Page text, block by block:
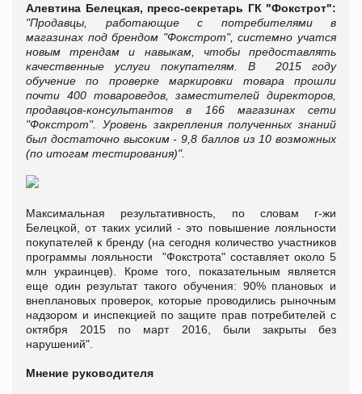
Алевтина Белецкая, пресс-секретарь ГК "Фокстрот":
"Продавцы, работающие с потребителями в
магазинах под брендом "Фокстрот", системно учатся
новым трендам и навыкам, чтобы предоставлять
качественные услуги покупателям. В
2015 году
обучение по проверке маркировки товара прошли
почти 400 товароведов, заместителей директоров,
продавцов-консультантов в 166 магазинах сети
"Фокстрот". Уровень закрепления полученных знаний
был достаточно высоким - 9,8 баллов из 10 возможных
(по итогам тестирования)".
Максимальная результативность, по словам г-жи
Белецкой, от таких усилий - это повышение лояльности
покупателей к бренду (на сегодня количество участников
программы лояльности "Фокстрота" составляет около 5
млн украинцев). Кроме того, показательным является
еще один результат такого обучения: 90% плановых и
внеплановых проверок, которые проводились рыночным
надзором и инспекцией по защите прав потребителей с
октября 2015 по март 2016, были закрыты без
нарушений".
Мнение руководителя